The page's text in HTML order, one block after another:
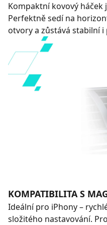
Kompaktní kovový
Perfektně sedí na
otvory a zůstává stabilní
KOMPATIBILITA S
Ideální pro iPhony –
složitého nastavování.